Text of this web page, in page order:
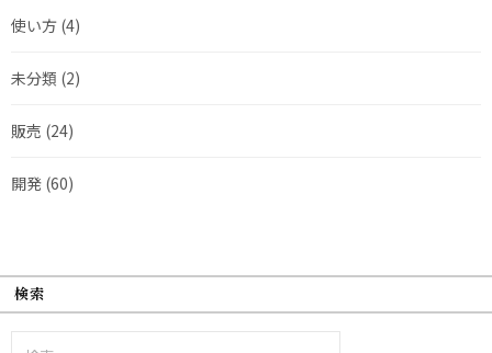
使い方 (4)
未分類 (2)
販売 (24)
開発 (60)
検索